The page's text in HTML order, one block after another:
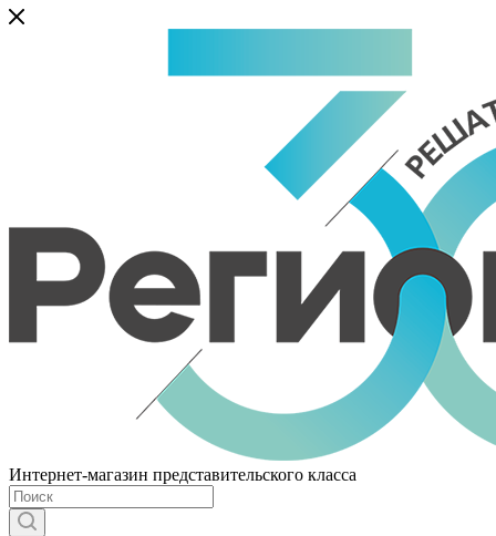
Интернет-магазин представительского класса